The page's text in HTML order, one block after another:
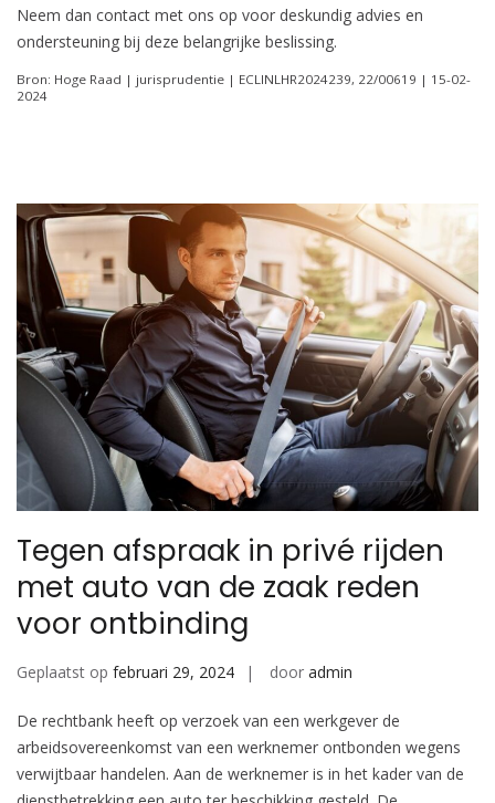
Neem dan contact met ons op voor deskundig advies en
ondersteuning bij deze belangrijke beslissing.
Bron: Hoge Raad | jurisprudentie | ECLINLHR2024239, 22/00619 | 15-02-
2024
Tegen afspraak in privé rijden
met auto van de zaak reden
voor ontbinding
Geplaatst op februari 29, 2024 door admin
De rechtbank heeft op verzoek van een werkgever de
arbeidsovereenkomst van een werknemer ontbonden wegens
verwijtbaar handelen. Aan de werknemer is in het kader van de